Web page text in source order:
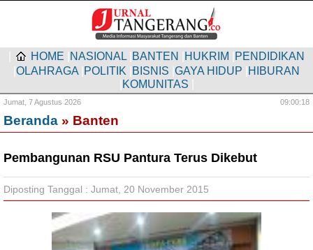
HOME NASIONAL BANTEN HUKRIM PENDIDIKAN
OLAHRAGA POLITIK BISNIS GAYA HIDUP HIBURAN
KOMUNITAS
Jumat, 7 Agustus 2026 09:00:18
Beranda » Banten
Pembangunan RSU Pantura Terus Dikebut
Diposting Tanggal : Jumat, 20 November 2015